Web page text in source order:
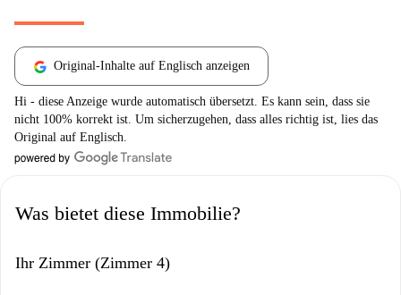
Original-Inhalte auf Englisch anzeigen
Hi - diese Anzeige wurde automatisch übersetzt. Es kann sein, dass sie
nicht 100% korrekt ist. Um sicherzugehen, dass alles richtig ist, lies das
Original auf Englisch.
Was bietet diese Immobilie?
Ihr Zimmer (Zimmer 4)